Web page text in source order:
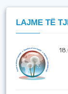
LAJME TË